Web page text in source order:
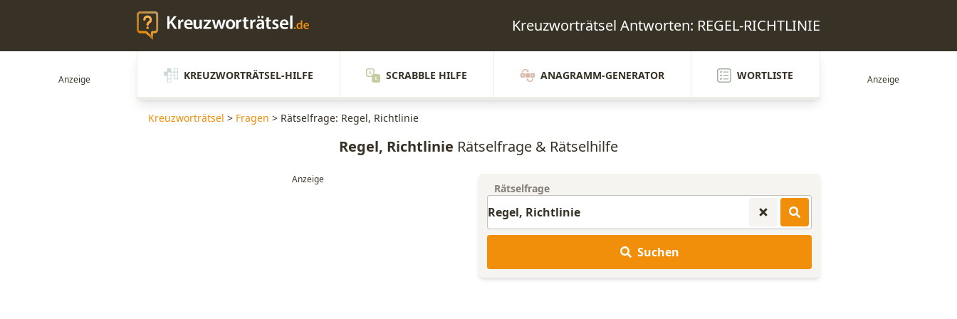
Kreuzworträtsel Antworten: REGEL-RICHTLINIE
KREUZWORTRÄTSEL-HILFE SCRABBLE HILFE ANAGRAMM-GENERATOR WORTLISTE
Kreuzworträtsel > Fragen > Rätselfrage: Regel, Richtlinie
Regel, Richtlinie Rätselfrage & Rätselhilfe
Rätselfrage
Suchen